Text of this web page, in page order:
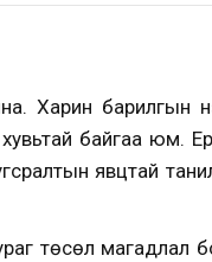
Харин барилгын
байгаа юм.
явцтай
төсөл магадлал